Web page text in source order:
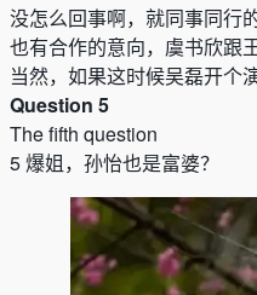
没怎么回事啊，就同事同行
也有合作的意向，虞书欣跟
当然，如果这时候吴磊开个
Question 5
The fifth question
5爆姐，孙怡也是富婆？